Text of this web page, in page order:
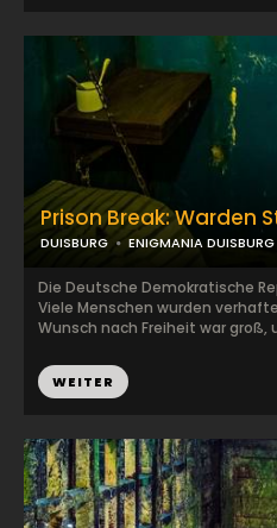
Prison Break: Warden
DUISBURG ENIGMANIA
Die Deutsche Demokratische
Viele Menschen wurden
Wunsch nach Freiheit war groß,
WEITER